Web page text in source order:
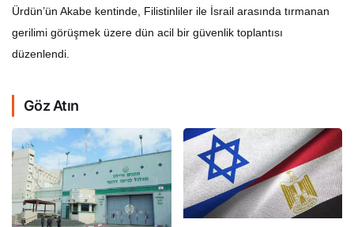
Ürdün’ün Akabe kentinde, Filistinliler ile İsrail arasında tırmanan
gerilimi görüşmek üzere dün acil bir güvenlik toplantısı
düzenlendi.
Göz Atın